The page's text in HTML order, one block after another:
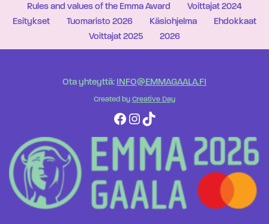
Rules and values of the Emma Award
Voittajat 2024
Esitykset
Tuomaristo 2026 Käsiohjelma
Ehdokkaat
Voittajat 2025
2026
Ota yhteyttä: INFO@EMMAGAALA.FI
Created by Creative Day